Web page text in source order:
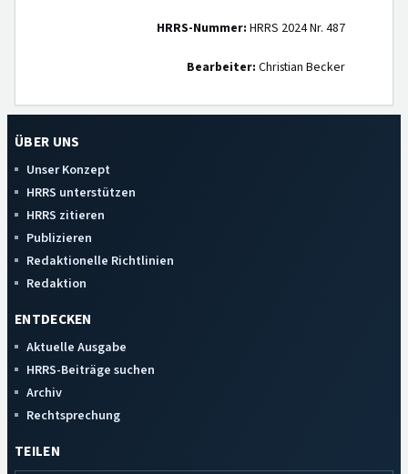
HRRS-Nummer: HRRS 2024 Nr. 487
Bearbeiter: Christian Becker
ÜBER UNS
Unser Konzept
HRRS unterstützen
HRRS zitieren
Publizieren
Redaktionelle Richtlinien
Redaktion
ENTDECKEN
Aktuelle Ausgabe
HRRS-Beiträge suchen
Archiv
Rechtsprechung
TEILEN